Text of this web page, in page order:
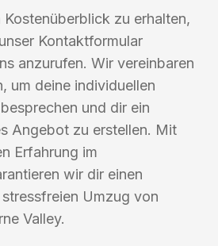
Kostenüberblick zu erhalten,
Kontaktformular
anzurufen. Wir vereinbaren
um deine individuellen
und dir ein
Angebot zu erstellen. Mit
Erfahrung im
wir dir einen
Umzug von
Valley.